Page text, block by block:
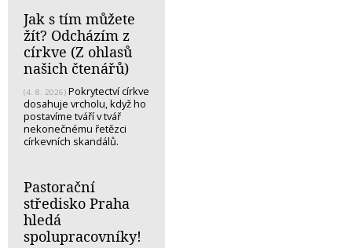
Jak s tím můžete
žít? Odcházím z
církve (Z ohlasů
našich čtenářů)
(4. 8. 2026) Pokrytectví církve
dosahuje vrcholu, když ho
postavíme tváří v tvář
nekonečnému řetězci
církevních skandálů.
Pastorační
středisko Praha
hledá
spolupracovníky!